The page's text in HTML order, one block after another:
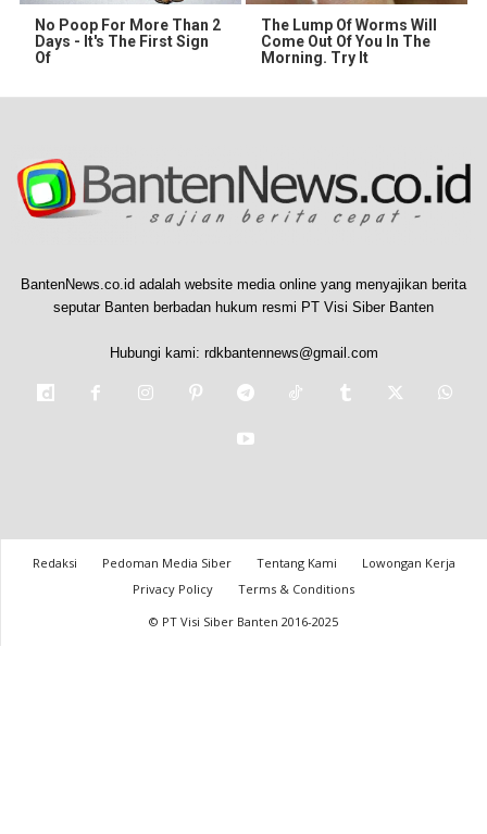
No Poop For More Than 2
Days - It's The First Sign
Of
The Lump Of Worms Will
Come Out Of You In The
Morning. Try It
BantenNews.co.id adalah website media online yang menyajikan berita
seputar Banten berbadan hukum resmi PT Visi Siber Banten
Hubungi kami: rdkbantennews@gmail.com
Redaksi Pedoman Media Siber Tentang Kami
Lowongan Kerja
Privacy Policy
Terms & Conditions
© PT Visi Siber Banten 2016-2025